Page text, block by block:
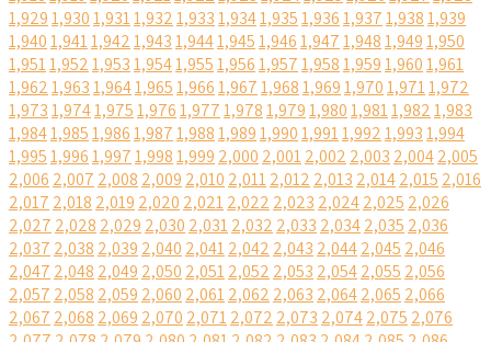
1,9291,9301,9311,9321,9331,9341,9351,9361,9371,9381,939
1,9401,9411,9421,9431,9441,9451,9461,9471,9481,9491,950
1,9511,9521,9531,9541,9551,9561,9571,9581,9591,9601,961
1,9621,9631,9641,9651,9661,9671,9681,9691,9701,9711,972
1,9731,9741,9751,9761,9771,9781,9791,9801,9811,9821,983
1,9841,9851,9861,9871,9881,9891,9901,9911,9921,9931,994
1,9951,9961,9971,9981,999 2,000 2,0012,002 2,003 2,0042,005
2,006 2,007 2,008 2,009 2,010 2,0112,012 2,013 2,0142,015 2,016
2,017 2,018 2,019 2,020 2,0212,022 2,023 2,0242,025 2,026
2,027 2,028 2,029 2,030 2,0312,032 2,033 2,0342,035 2,036
2,037 2,038 2,039 2,040 2,0412,042 2,043 2,0442,045 2,046
2,047 2,048 2,049 2,050 2,0512,052 2,053 2,0542,055 2,056
2,057 2,058 2,059 2,060 2,0612,062 2,063 2,0642,065 2,066
2,067 2,068 2,069 2,070 2,0712,072 2,073 2,0742,075 2,076